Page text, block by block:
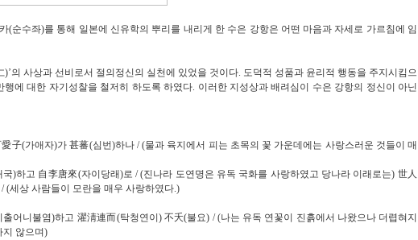
(순수좌)를 통해 일본에 신유학의 뿌리를 내리게 한 수은 강항은 어떤 마음과 자세로 가르침에 임
)’의 사상과 선비로서 절의정신의 실천에 있었을 것이다. 도덕적 성품과 윤리적 행동을 주지시킴으
행에 대한 자기성찰을 철저히 하도록 하였다. 이러한 지성상과 배려심이 수은 강항의 정신이 아닌
愛子(가애자)가 甚蕃(심번)하나 / (물과 육지에서 피는 초목의 꽃 가운데에는 사랑스러운 것들이 매
국)하고 自李唐來(자이당래)로 / (진나라 도연명은 유독 국화를 사랑하였고 당나라 이래로는) 世人
/(세상 사람들이 모란을 매우 사랑하였다.)
출어니불염)하고 濯淸連而(탁청연이 ) 不夭(불요) / (나는 유독 연꽃이 진흙에서 나왔으나 더렵혀지
않으며)